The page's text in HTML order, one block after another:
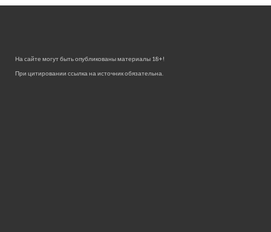
На сайте могут быть опубликованы материалы 18+!
При цитировании ссылка на источник обязательна.